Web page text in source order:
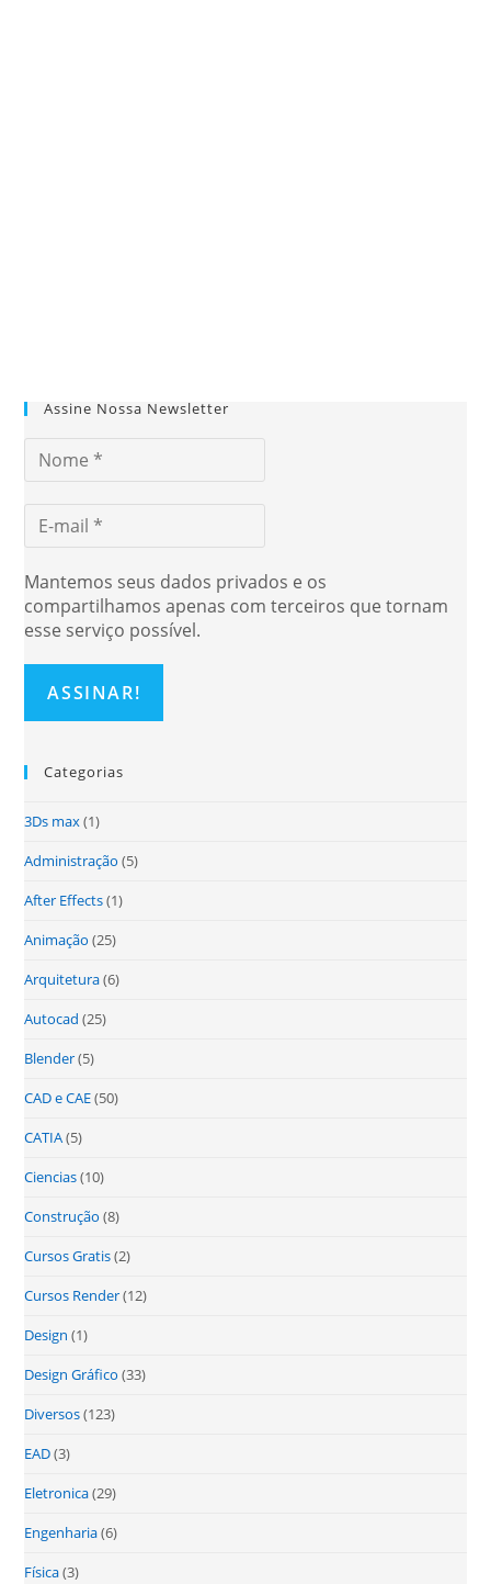
Assine Nossa Newsletter
Mantemos seus dados privados e os
compartilhamos apenas com terceiros que tornam
esse serviço possível.
Categorias
3Ds max(1)
Administração (5)
After Effects(1)
Animação (25)
Arquitetura(6)
Autocad (25)
Blender(5)
CAD e CAE(50)
CATIA(5)
Ciencias(10)
Construção (8)
Cursos Gratis(2)
Cursos Render(12)
Design (1)
Design Gráfico (33)
Diversos(123)
EAD(3)
Eletronica(29)
Engenharia(6)
Física(3)